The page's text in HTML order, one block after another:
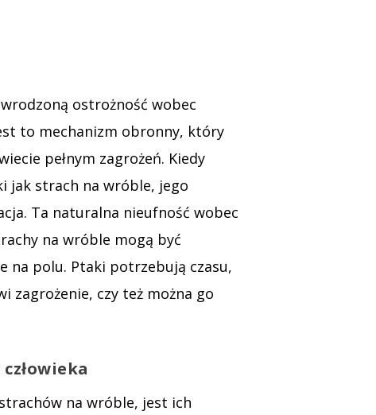
ostrożność wobec
to mechanizm obronny, który
pełnym zagrożeń. Kiedy
jak strach na wróble, jego
Ta naturalna nieufność wobec
na wróble mogą być
na polu. Ptaki potrzebują czasu,
zagrożenie, czy też można go
na wróble, jest ich